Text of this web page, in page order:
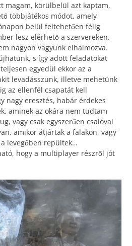
magam, körülbelül azt kaptam,
többjátékos módot, amely
belül feltehetően félig
lesz elérhető a szervereken.
nagyon vagyunk elhalmozva.
s így adott feladatokat
egyedül ekkor az a
levadásszunk, illetve mehetünk
az ellenfél csapatát kell
nagy eresztés, habár érdekes
aminek az okára nem tudtam
vagy csak egyszerűen csalóval
amikor átjártak a falakon, vagy
levegőben repültek…
hogy a multiplayer részről jót